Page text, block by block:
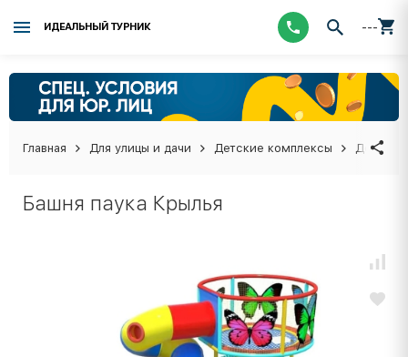
ИДЕАЛЬНЫЙ ТУРНИК ---
Главная Для улицы и дачи Детские комплексы
Башня паука Крылья